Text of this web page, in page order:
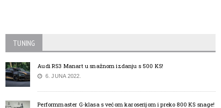
TUNING
Audi RS3 Manart u snažnom izdanju s 500 KS!
6. JUNA 2022.
Performmaster G-klasa s većom karoserijom i preko 800 KS snage!